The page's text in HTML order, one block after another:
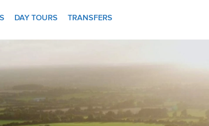
DAY TOURS TRANSFERS